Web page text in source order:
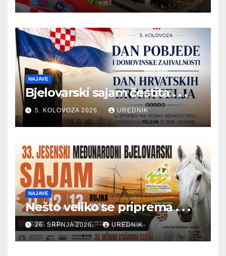
NAJAVE
Bjelovarski sajam čestita . . .
5. KOLOVOZA 2026. UREDNIK
NAJAVE
Nešto veliko se priprema . . .
26. SRPNJA 2026. UREDNIK